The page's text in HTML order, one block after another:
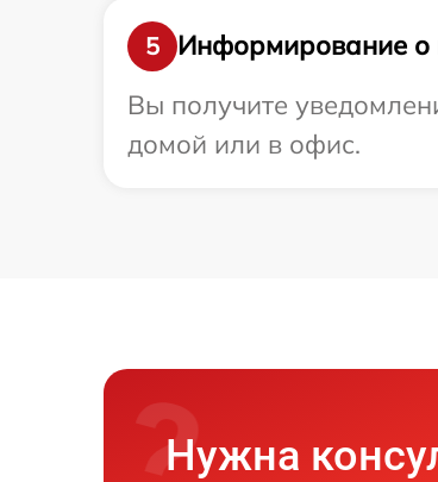
5
Информирование о
Вы получите
домой или в офис.
Нужна